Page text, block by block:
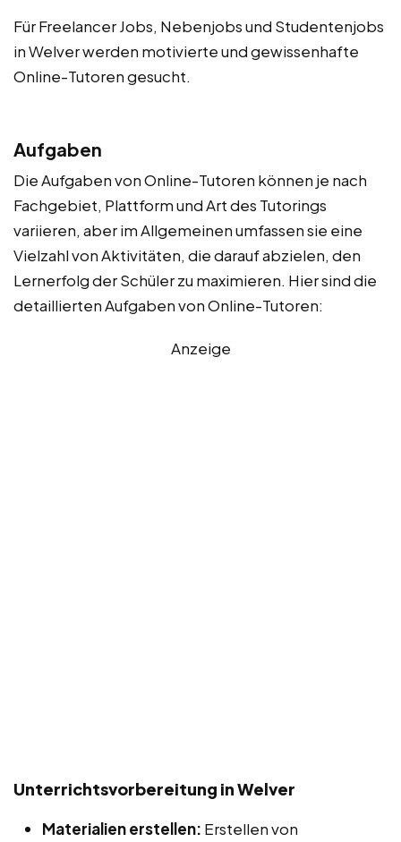
Für Freelancer Jobs, Nebenjobs und Studentenjobs
in Welver werden motivierte und gewissenhafte
Online-Tutoren gesucht.
Aufgaben
Die Aufgaben von Online-Tutoren können je nach
Fachgebiet, Plattform und Art des Tutorings
variieren, aber im Allgemeinen umfassen sie eine
Vielzahl von Aktivitäten, die darauf abzielen, den
Lernerfolg der Schüler zu maximieren. Hier sind die
detaillierten Aufgaben von Online-Tutoren:
Anzeige
Unterrichtsvorbereitung in Welver
Materialien erstellen: Erstellen von